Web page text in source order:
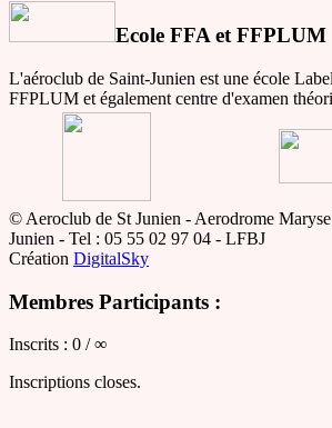
Ecole FFA et FFPLUM
L'aéroclub de Saint-Junien est une école
FFPLUM et également centre d'examen
© Aeroclub de St Junien - Aerodrome
Junien - Tel : 05 55 02 97 04 - LFBJ
Création DigitalSky
Membres Participants :
Inscrits : 0 / ∞
Inscriptions closes.